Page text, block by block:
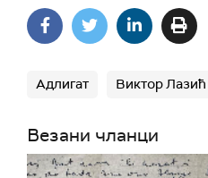
Адлигат Виктор Лазић
Везани чланци